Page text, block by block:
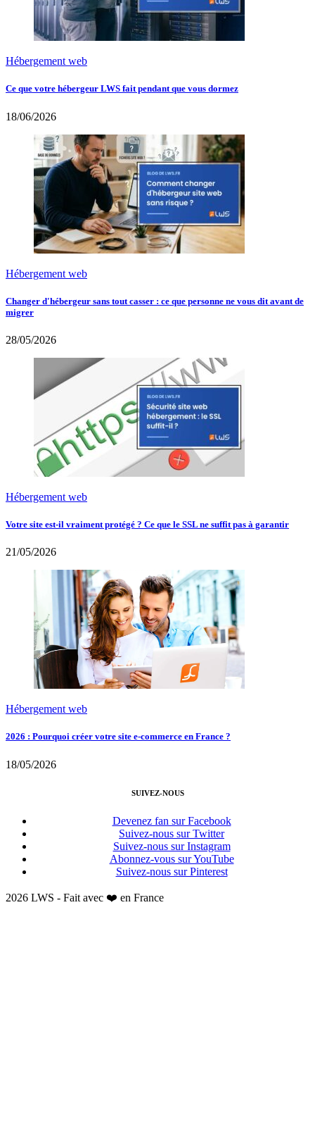
Hébergement web
Ce que votre hébergeur LWS fait pendant que vous dormez
18/06/2026
Hébergement web
Changer d'hébergeur sans tout casser : ce que personne ne vous dit avant de
migrer
28/05/2026
Hébergement web
Votre site est-il vraiment protégé ? Ce que le SSL ne suffit pas à garantir
21/05/2026
Hébergement web
2026 : Pourquoi créer votre site e-commerce en France ?
18/05/2026
SUIVEZ-NOUS
Devenez fan sur Facebook
Suivez-nous sur Twitter
Suivez-nous sur Instagram
Abonnez-vous sur YouTube
Suivez-nous sur Pinterest
2026 LWS - Fait avec ❤️ en France